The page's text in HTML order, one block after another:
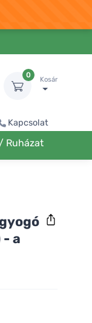
0
Kosár
Kapcsolat
Ruházat
- a